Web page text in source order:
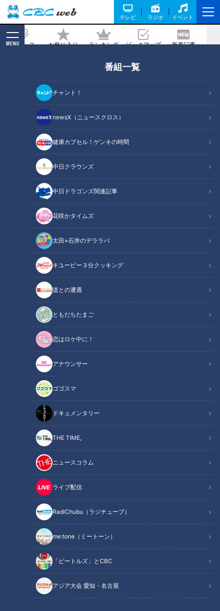
テレビ ラジオ イベント
ニュース お気に入り ランキング ピックアップ 新着記事
MENU
番組一覧
チャント！
newsX（ニュースクロス）
健康カプセル！ゲンキの時間
中日クラウンズ
中日ドラゴンズ関連記事
花咲かタイムズ
太田×石井のデララバ
キユーピー３分クッキング
道との遭遇
ともだちたまご
恋はロケ中に！
アナウンサー
ゴゴスマ
ドキュメンタリー
THE TIME,
ニュースコラム
ライブ配信
RadiChubu（ラジチューブ）
me:tone（ミートーン）
「ビートルズ」とCBC
アジア大会 愛知・名古屋
【キユーピー３分クッキング】
2024/07/18 18:00
CBCテレビ：画像『キユーピー3分クッキング』
キユーピー３分クッキング
レシピ紹介
カリッと揚げたえびに甘辛いチリソースをからめましょう。旬
のオクラも加えて、彩りよく仕上げます。（講師：宮本和秀先
生／キユーピー３分クッキング ）
関連リンク
材料（2人分）
作り方
オススメ関連コンテンツ
材料（2人分）
むきえび 12尾(180g)
(塩、こしょう各少々 片栗粉小さじ2)
オクラ 8本(100g)
玉ねぎ 1/6個(35g)
にんにく 1かけ
しょうが 1/2かけ